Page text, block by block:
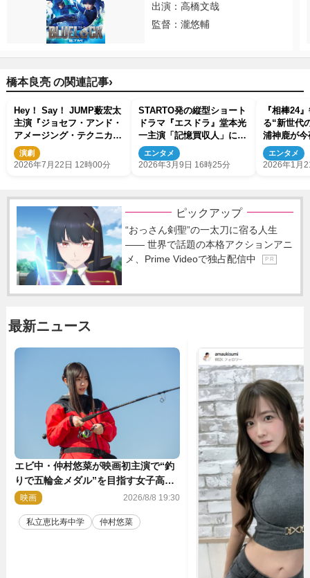
出演：高橋文哉
監督：瀧悠輔
橋本良亮 の関連記事›
Hey！ Say！ JUMP薮宏太
主演『ジョセフ・アンド・
アメージング・テクニカラ
ー・ドリームコート』有楽
町で開幕！
演劇
2026年7月22日 12時00分
STARTO発の縦型ショート
ドラマ『エスドラ』堂本光
一主演「記憶買収人」に前
田旺志郎、莉子が出演！
エンタメ
2026年3月9日 16時25分
『相棒24
る“新世代
浦神鹿が
A.B.C‐Z橋
ズ初登場
エンタメ
2026年1月
ピックアップ
“おっさん剣聖”の一太刀に宿る人生
―― 世界で話題の本格アクションアニ
メ、Prime Videoで独占配信中
P R
最新ニュース
エビ中・仲村悠菜が映画初主演で“釣
りで五輪金メダル”を目指す女子高生
に！ 映画『つりこまち』今秋公開
映画 2026/8/8 19:30
私立恵比寿中学 仲村悠菜